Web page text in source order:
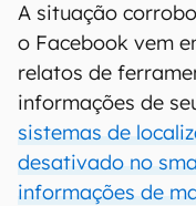
A situação
o Facebook vem
relatos de
informações de
sistemas de
desativado no
informações de